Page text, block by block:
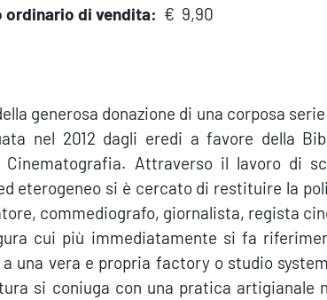
ordinario di vendita: € 9,90
generosa donazione di una corposa
nel 2012 dagli eredi a favore della
Attraverso il lavoro di
eterogeneo si è cercato di restituire la
commediografo, giornalista, regista
cui più immediatamente si fa
una vera e propria factory o studio
si coniuga con una pratica artigianale